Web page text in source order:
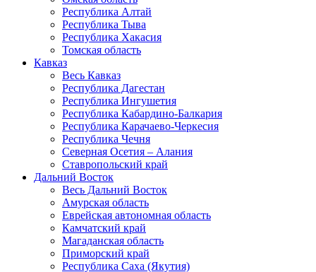
Республика Алтай
Республика Тыва
Республика Хакасия
Томская область
Кавказ
Весь Кавказ
Республика Дагестан
Республика Ингушетия
Республика Кабардино-Балкария
Республика Карачаево-Черкесия
Республика Чечня
Северная Осетия – Алания
Ставропольский край
Дальний Восток
Весь Дальний Восток
Амурская область
Еврейская автономная область
Камчатский край
Магаданская область
Приморский край
Республика Саха (Якутия)